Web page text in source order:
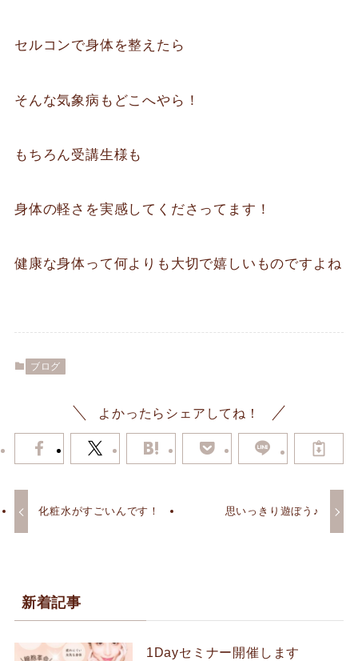
セルコンで身体を整えたら
そんな気象病もどこへやら！
もちろん受講生様も
身体の軽さを実感してくださってます！
健康な身体って何よりも大切で嬉しいものですよね
ブログ
よかったらシェアしてね！
化粧水がすごいんです！ 思いっきり遊ぼう♪
新着記事
1Dayセミナー開催します